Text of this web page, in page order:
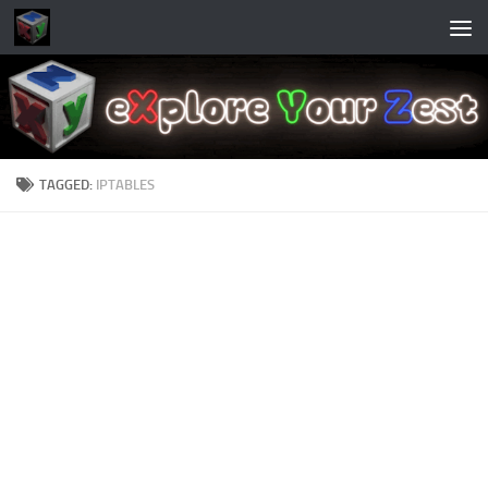
Skip to content
TAGGED: IPTABLES